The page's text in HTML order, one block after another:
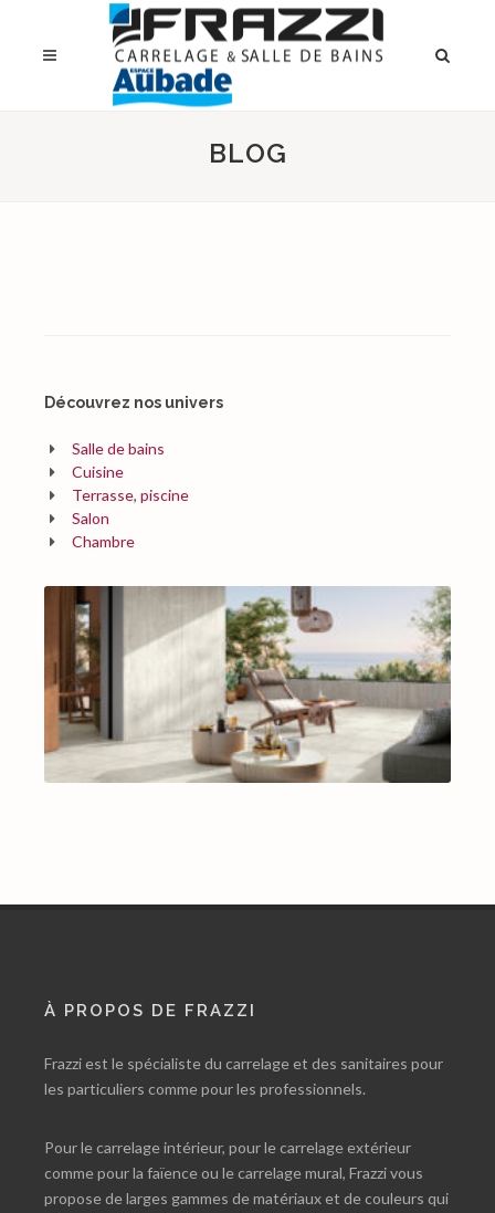
BLOG
Découvrez nos univers
Salle de bains
Cuisine
Terrasse, piscine
Salon
Chambre
À PROPOS DE FRAZZI
Frazzi est le spécialiste du carrelage et des sanitaires pour
les particuliers comme pour les professionnels.
Pour le carrelage intérieur, pour le carrelage extérieur
comme pour la faïence ou le carrelage mural, Frazzi vous
propose de larges gammes de matériaux et de couleurs qui